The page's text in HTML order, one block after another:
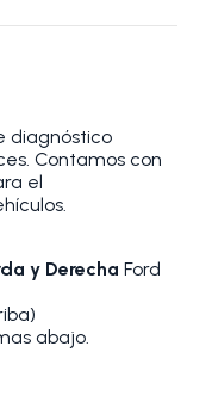
diagnóstico
Contamos con
el
y Derecha Ford
abajo.